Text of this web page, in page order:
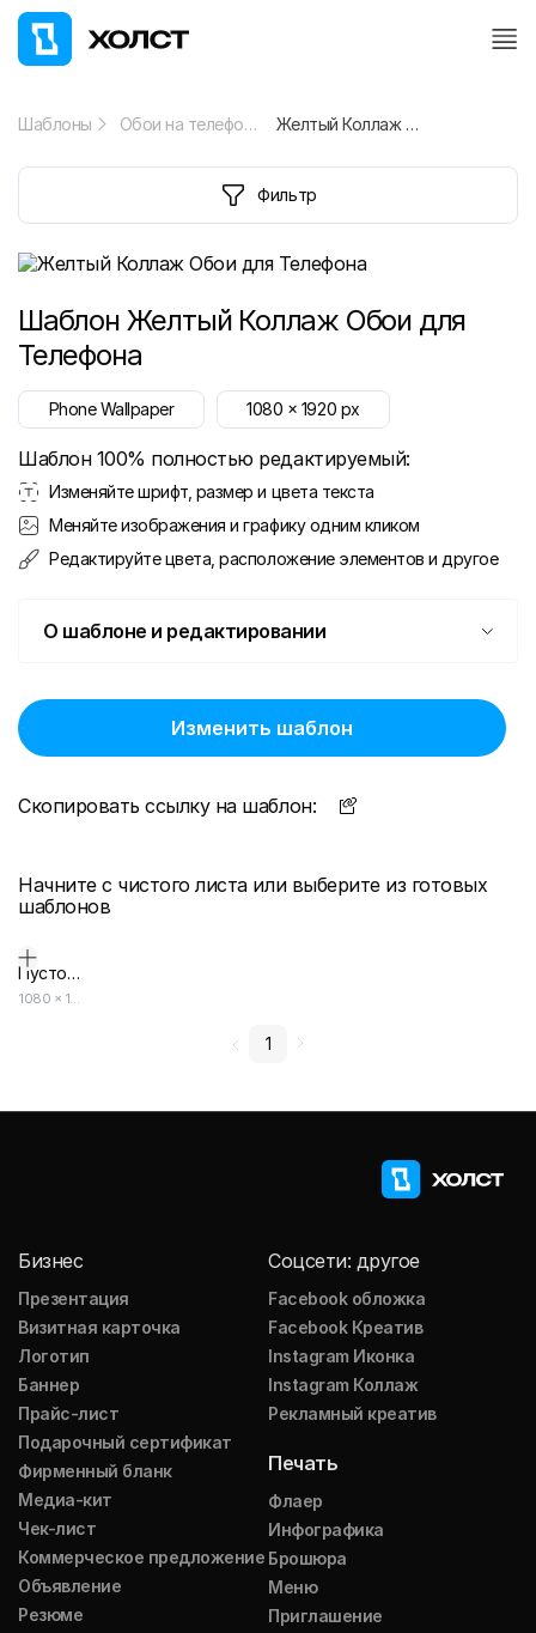
Шаблоны Обои на телефон Желтый Коллаж Обои для Телефона
Фильтр
Шаблон Желтый Коллаж Обои для
Телефона
Phone Wallpaper 1080 x 1920 px
Шаблон 100% полностью редактируемый:
Изменяйте шрифт, размер и цвета текста
Меняйте изображения и графику одним кликом
Редактируйте цвета, расположение элементов и другое
О шаблоне и редактировании
Изменить шаблон
Скопировать ссылку на шаблон:
Начните с чистого листа или выберите из готовых
шаблонов
Пустой дизайн-макет
1080 × 1920
1
Бизнес
Презентация
Визитная карточка
Логотип
Баннер
Прайс-лист
Подарочный сертификат
Фирменный бланк
Медиа-кит
Чек-лист
Коммерческое предложение
Объявление
Резюме
Соцсети: другое
Facebook обложка
Facebook Креатив
Instagram Иконка
Instagram Коллаж
Рекламный креатив
Печать
Флаер
Инфографика
Брошюра
Меню
Приглашение